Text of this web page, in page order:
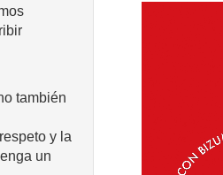
también
y la
un